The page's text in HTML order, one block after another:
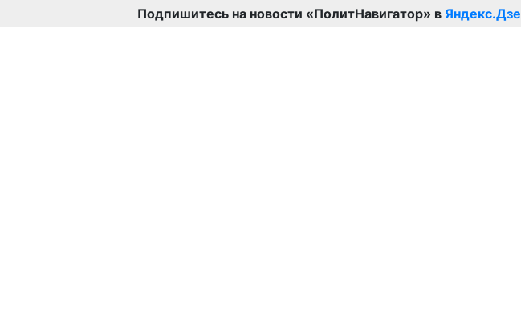
Подпишитесь на новости «ПолитНавигатор» в